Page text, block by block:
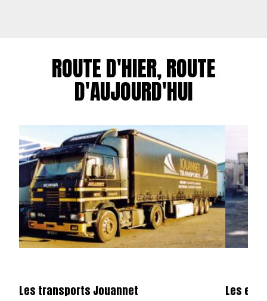
ROUTE D'HIER, ROUTE
D'AUJOURD'HUI
Les transports Jouannet Les